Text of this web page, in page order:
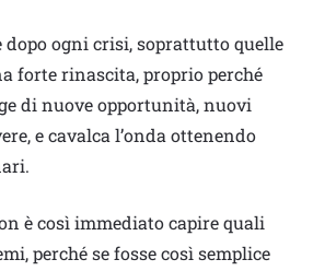
dopo ogni crisi, soprattutto quelle
forte rinascita, proprio perché
di nuove opportunità, nuovi
e cavalca l’onda ottenendo
è così immediato capire quali
perché se fosse così semplice